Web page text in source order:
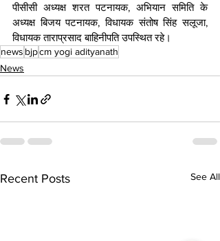
पीसीसी अध्यक्ष शरत पटनायक, अभियान समिति के
अध्यक्ष बिजय पटनायक, विधायक संतोष सिंह सलूजा,
विधायक ताराप्रसाद बाहिनीपति उपस्थित रहे।
news bjpcm yogi adityanath
News
Recent Posts See All